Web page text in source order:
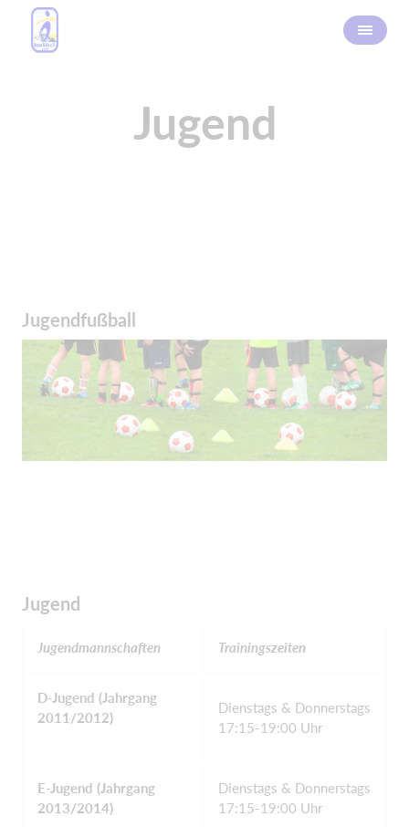
Jugend
Jugendfußball
Jugend
Jugendmannschaften Trainingszeiten
D-Jugend (Jahrgang
2011/2012)
Dienstags & Donnerstags
17:15-19:00 Uhr
E-Jugend (Jahrgang
2013/2014)
Dienstags & Donnerstags
17:15-19:00 Uhr